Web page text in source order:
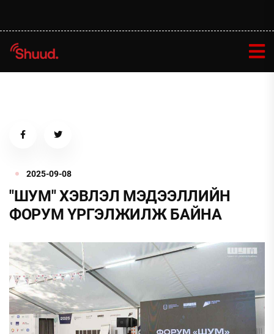
2025-09-08
"ШУМ" ХЭВЛЭЛ МЭДЭЭЛЛИЙН
ФОРУМ ҮРГЭЛЖИЛЖ БАЙНА